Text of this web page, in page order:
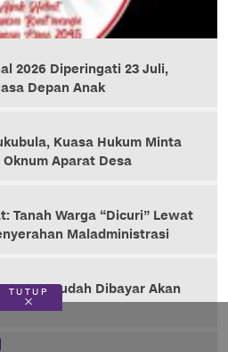
2026 Diperingati 23 Juli,
Depan Anak
Kuasa Hukum Minta
Aparat Desa
Tanah Warga “Dicuri” Lewat
Maladministrasi
yang Sudah Dibayar Akan
TUTUP